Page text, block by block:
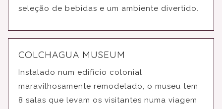
seleção de bebidas e um ambiente divertido.
COLCHAGUA MUSEUM
Instalado num edifício colonial
maravilhosamente remodelado, o museu tem
8 salas que levam os visitantes numa viagem